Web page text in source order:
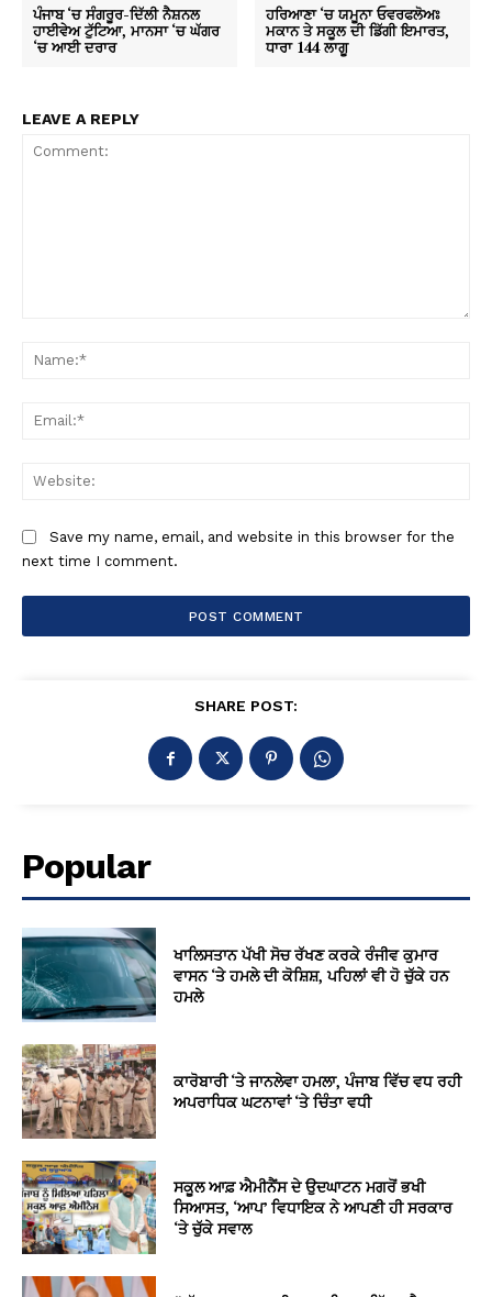
ਪੰਜਾਬ ‘ਚ ਸੰਗਰੂਰ-ਦਿੱਲੀ ਨੈਸ਼ਨਲ
ਹਾਈਵੇਅ ਟੁੱਟਿਆ, ਮਾਨਸਾ ‘ਚ ਘੱਗਰ
‘ਚ ਆਈ ਦਰਾਰ
ਹਰਿਆਣਾ ‘ਚ ਯਮੂਨਾ ਓਵਰਫਲੋਅਃ
ਮਕਾਨ ਤੇ ਸਕੂਲ ਦੀ ਡਿੱਗੀ ਇਮਾਰਤ,
ਧਾਰਾ 144 ਲਾਗੂ
LEAVE A REPLY
Save my name, email, and website in this browser for the
next time I comment.
SHARE POST:
Popular
ਖਾਲਿਸਤਾਨ ਪੱਖੀ ਸੋਚ ਰੱਖਣ ਕਰਕੇ ਰੰਜੀਵ ਕੁਮਾਰ
ਵਾਸਨ ‘ਤੇ ਹਮਲੇ ਦੀ ਕੋਸ਼ਿਸ਼, ਪਹਿਲਾਂ ਵੀ ਹੋ ਚੁੱਕੇ ਹਨ
ਹਮਲੇ
ਕਾਰੋਬਾਰੀ ‘ਤੇ ਜਾਨਲੇਵਾ ਹਮਲਾ, ਪੰਜਾਬ ਵਿੱਚ ਵਧ ਰਹੀ
ਅਪਰਾਧਿਕ ਘਟਨਾਵਾਂ ‘ਤੇ ਚਿੰਤਾ ਵਧੀ
ਸਕੂਲ ਆਫ਼ ਐਮੀਨੈਂਸ ਦੇ ਉਦਘਾਟਨ ਮਗਰੋਂ ਭਖੀ
ਸਿਆਸਤ, ‘ਆਪ’ ਵਿਧਾਇਕ ਨੇ ਆਪਣੀ ਹੀ ਸਰਕਾਰ
‘ਤੇ ਚੁੱਕੇ ਸਵਾਲ